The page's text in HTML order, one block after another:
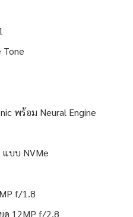
Tone
พร้อม Neural Engine
แบบ NVMe
f/1.8
ด 12MP f/2.8